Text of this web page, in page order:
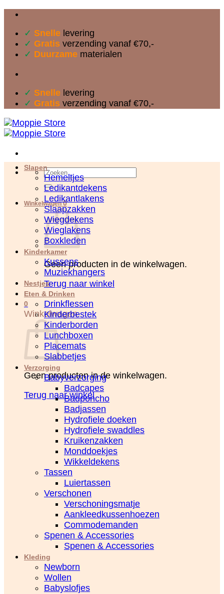
inhoud
✓ Snelle levering
✓ Gratis verzending vanaf €70,-
✓ Duurzame materialen
✓ Snelle levering
✓ Gratis verzending vanaf €70,-
Zoeken
naar:
Winkelwagen0
Geen producten in de winkelwagen.
Terug naar winkel
0
Winkelwagen
Geen producten in de winkelwagen.
Terug naar winkel
Slapen
Hemeltjes
Ledikantdekens
Ledikantlakens
Slaapzakken
Wiegdekens
Wieglakens
Boxkleden
Kinderkamer
Kussens
Muziekhangers
Nestjes
Eten & Drinken
Drinkflessen
Kinderbestek
Kinderborden
Lunchboxen
Placemats
Slabbetjes
Verzorging
Babyverzorging
Badcapes
Badponcho
Badjassen
Hydrofiele doeken
Hydrofiele swaddles
Kruikenzakken
Monddoekjes
Wikkeldekens
Tassen
Luiertassen
Verschonen
Verschoningsmatje
Aankleedkussenhoezen
Commodemanden
Spenen & Accessories
Spenen & Accessories
Kleding
Newborn
Wollen
Babyslofjes